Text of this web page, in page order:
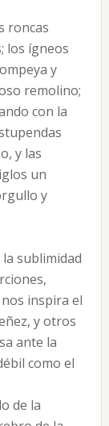
roncas
los ígneos
y
remolino;
con la
y las
un
y
sublimidad
inspira el
y otros
ante la
como el
de la